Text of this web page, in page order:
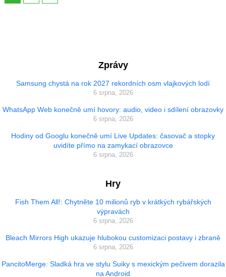
Zprávy
Samsung chystá na rok 2027 rekordních osm vlajkových lodí
6 srpna, 2026
WhatsApp Web konečně umí hovory: audio, video i sdílení obrazovky
6 srpna, 2026
Hodiny od Googlu konečně umí Live Updates: časovač a stopky
uvidíte přímo na zamykací obrazovce
6 srpna, 2026
Hry
Fish Them All!: Chytněte 10 milionů ryb v krátkých rybářských
výpravách
6 srpna, 2026
Bleach Mirrors High ukazuje hlubokou customizaci postavy i zbraně
6 srpna, 2026
PancitoMerge: Sladká hra ve stylu Suiky s mexickým pečivem dorazila
na Android